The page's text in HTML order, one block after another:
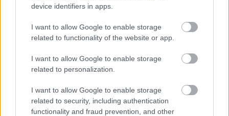
device identifiers in apps.
I want to allow Google to enable storage
related to functionality of the website or app.
I want to allow Google to enable storage
related to personalization.
I want to allow Google to enable storage
related to security, including authentication
functionality and fraud prevention, and other
Dva mosty v Trebišove sú
ich oprava spolu za 11,4
mil. eur
Strabag: Potichu sme prišli